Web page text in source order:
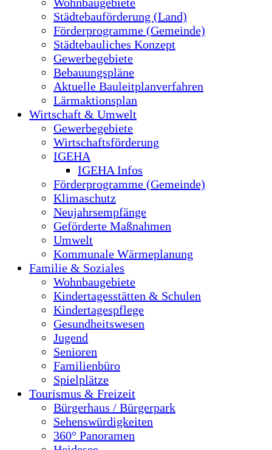
Städtebauförderung (Land)
Förderprogramme (Gemeinde)
Städtebauliches Konzept
Gewerbegebiete
Bebauungspläne
Aktuelle Bauleitplanverfahren
Lärmaktionsplan
Wirtschaft & Umwelt
Gewerbegebiete
Wirtschaftsförderung
IGEHA
IGEHA Infos
Förderprogramme (Gemeinde)
Klimaschutz
Neujahrsempfänge
Geförderte Maßnahmen
Umwelt
Kommunale Wärmeplanung
Familie & Soziales
Wohnbaugebiete
Kindertagesstätten & Schulen
Kindertagespflege
Gesundheitswesen
Jugend
Senioren
Familienbüro
Spielplätze
Tourismus & Freizeit
Bürgerhaus / Bürgerpark
Sehenswürdigkeiten
360° Panoramen